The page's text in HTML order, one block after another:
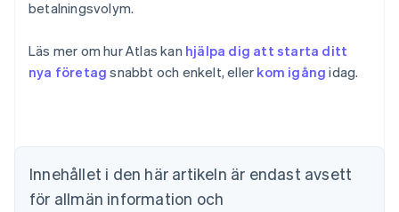
betalningsvolym.
Läs mer om hur Atlas kan hjälpa dig att starta ditt
nya företag snabbt och enkelt, eller kom igång idag.
Innehållet i den här artikeln är endast avsett
för allmän information och
English
Belgien
Bulgarien
Cypern
English